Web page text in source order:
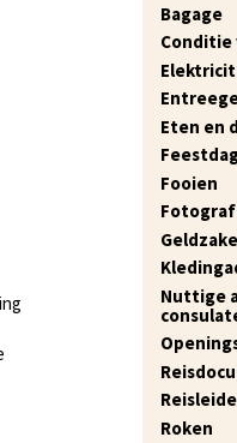
Bagage
Conditie
Eten en
Fooien
Nuttige
Roken